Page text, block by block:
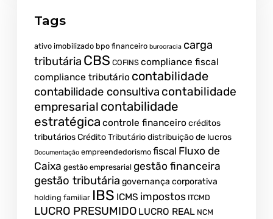
Tags
ativo imobilizado bpo financeiro burocracia carga
tributária CBS COFINS compliance fiscal
compliance tributário contabilidade
contabilidade consultiva contabilidade
empresarial contabilidade
estratégica controle financeiro créditos
tributáriosCrédito Tributáriodistribuição de lucros
Documentação empreendedorismo fiscal Fluxo de
Caixa gestão empresarial gestão financeira
gestão tributária governança corporativa
holding familiar IBS ICMS impostos ITCMD
LUCRO PRESUMIDO LUCRO REAL NCM